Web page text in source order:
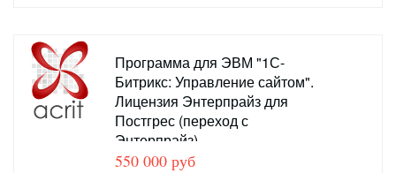
Программа для ЭВМ "1С-
Битрикс: Управление сайтом".
Лицензия Энтерпрайз для
Постгрес (переход с
Энтерпрайз)
550 000 руб